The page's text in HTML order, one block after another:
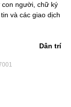
con người, chữ ký
và các giao dịch
Dân trí